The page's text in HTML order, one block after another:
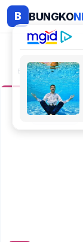
B BUNGKO
Beranda Kategori
Khazanah
4 artikel